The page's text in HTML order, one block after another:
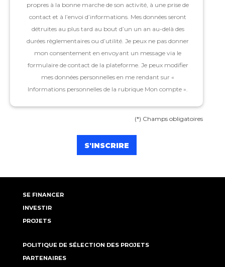
propres à la bonne marche de son activité, à une prise de
contact et à l’envoi d’informations. Mes données seront
détruites au plus tard au bout d’un un an au-delà des
durées règlementaires ou d’utilité. Je peux ne pas donner
mon consentement en envoyant un message via le
formulaire de contact de la plateforme. Je peux modifier
mes données personnelles en me rendant sur «
Informations personnelles de la rubrique Mon compte ».
(*) Champs obligatoires
SE FINANCER
INVESTIR
PROJETS
POLITIQUE DE SÉLECTION DES PROJETS
PARTENAIRES